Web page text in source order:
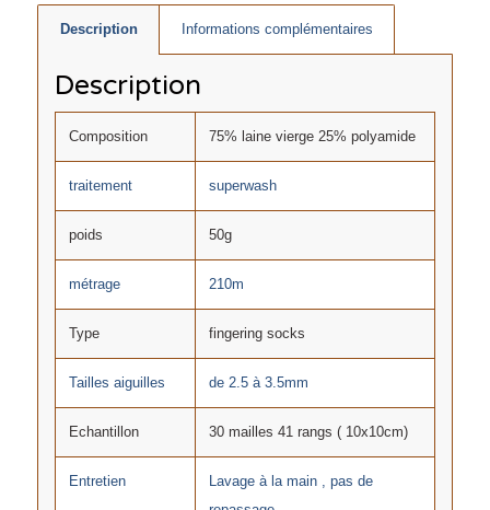
Description Informations complémentaires
Description
Composition 75% laine vierge 25% polyamide
traitement superwash
poids 50g
métrage 210m
Type fingering socks
Tailles aiguilles de 2.5 à 3.5mm
Echantillon 30 mailles 41 rangs ( 10x10cm)
Entretien
Lavage à la main , pas de